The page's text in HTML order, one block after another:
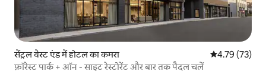
सेंट्रल वेस्ट एंड में होटल का कमरा औसत रेटिंग 5 में
4.79 (73)
फ़ॉरेस्ट पार्क + ऑन - साइट रेस्टोरेंट और बार तक पैदल चलें